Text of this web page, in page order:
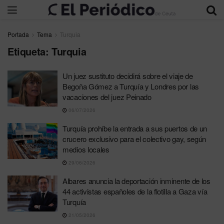
Portada Tema Turquia
Etiqueta: Turquia
Un juez sustituto decidirá sobre el viaje de
Begoña Gómez a Turquía y Londres por las
vacaciones del juez Peinado
06/07/2026
Turquía prohíbe la entrada a sus puertos de un
crucero exclusivo para el colectivo gay, según
medios locales
29/06/2026
Albares anuncia la deportación inminente de los
44 activistas españoles de la flotilla a Gaza vía
Turquía
21/05/2026